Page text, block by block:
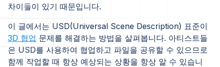
차이들이 있기 때문입니다.
이 글에서는 USD(Universal Scene Description) 표준이
3D 협업 문제를 해결하는 방법을 살펴봅니다. 아티스트들
은 USD를 사용하여 협업하고 파일을 공유할 수 있으므로
함께 작업할 때 항상 예상되는 상황을 항상 알 수 있습니